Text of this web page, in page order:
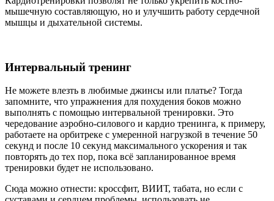
мышечную составляющую, но и улучшить работу сердечной
мышцы и дыхательной системы.
Интервальный тренинг
Не можете влезть в любимые джинсы или платье? Тогда
запомните, что упражнения для похудения боков можно
выполнять с помощью интервальной тренировки. Это
чередование аэробно-силового и кардио тренинга, к примеру,
работаете на орбитреке с умеренной нагрузкой в течение 50
секунд и после 10 секунд максимального ускорения и так
повторять до тех пор, пока всё запланированное время
тренировки будет не использовано.
Сюда можно отнести: кроссфит, ВИИТ, табата, но если с